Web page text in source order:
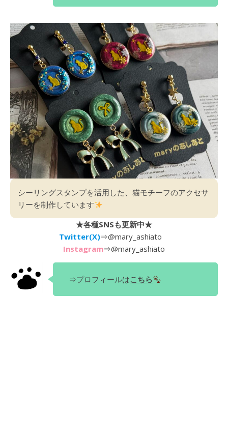
シーリングスタンプを活用した、猫モチーフのアクセサ
リーを制作しています
★各種SNSも更新中★
Twitter(X)⇒@mary_ashiato
Instagram⇒@mary_ashiato
⇒プロフィールはこちら